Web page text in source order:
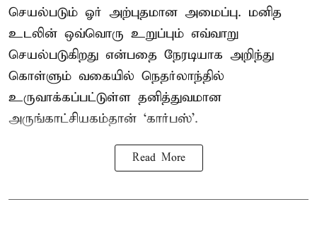
செயல்படும் ஓர் அற்புதமான அமைப்பு. மனித
உடலின் ஒவ்வொரு உறுப்பும் எவ்வாறு
செயல்படுகிறது என்பதை நேரடியாக அறிந்து
கொள்ளும் வகையில் நெதர்லாந்தில்
உருவாக்கப்பட்டுள்ள தனித்துவமான
அருங்காட்சியகம்தான் ‘கார்பஸ்’.
Read More